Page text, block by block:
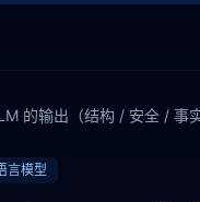
的输出（结构 / 安全 / 事
言模型